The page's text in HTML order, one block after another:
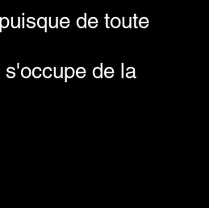
de toute
de la